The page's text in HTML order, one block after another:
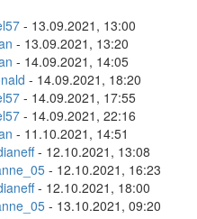
- 13.09.2021, 13:00
- 13.09.2021, 13:20
- 14.09.2021, 14:05
- 14.09.2021, 18:20
- 14.09.2021, 17:55
- 14.09.2021, 22:16
- 11.10.2021, 14:51
- 12.10.2021, 13:08
- 12.10.2021, 16:23
- 12.10.2021, 18:00
- 13.10.2021, 09:20